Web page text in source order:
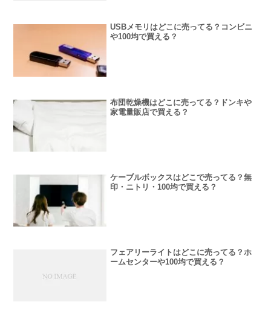
USBメモリはどこに売ってる？コンビニ
や100均で買える？
布団乾燥機はどこに売ってる？ドンキや
家電量販店で買える？
ケーブルボックスはどこで売ってる？無
印・ニトリ・100均で買える？
フェアリーライトはどこに売ってる？ホ
ームセンターや100均で買える？